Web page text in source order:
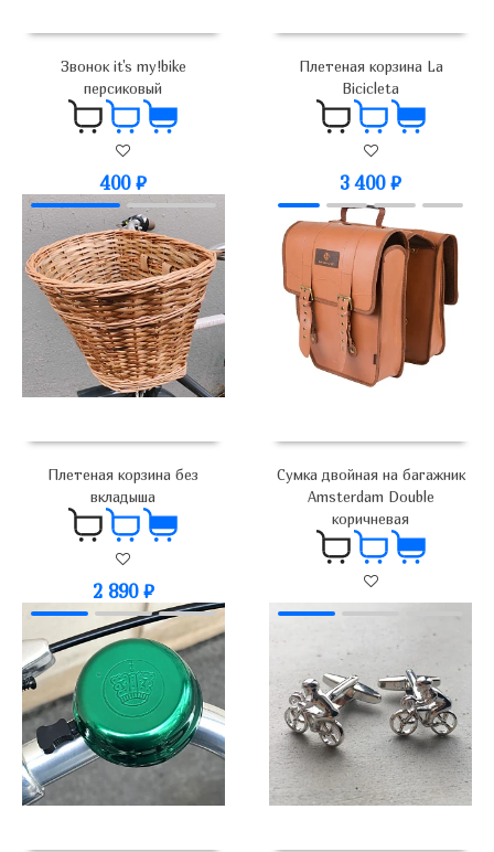
Звонок it's my!bike
персиковый
400 ₽
Плетеная корзина La
Bicicleta
3 400₽
Плетеная корзина без
вкладыша
2 890 ₽
Сумка двойная на багажник
Amsterdam Double
коричневая
4 440